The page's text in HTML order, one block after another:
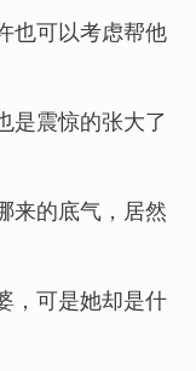
也可以考虑帮他
是震惊的张大了
来的底气，居然
，可是她却是什